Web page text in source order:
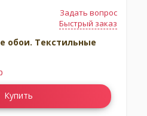
Задать вопрос
Быстрый заказ
обои. Текстильные
Купить